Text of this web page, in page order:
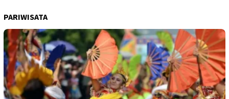
PARIWISATA